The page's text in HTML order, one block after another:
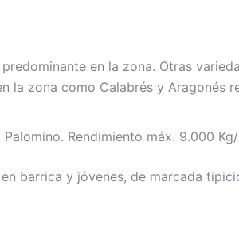
en la zona. Otras
la zona como Calabrés y Aragonés
Rendimiento máx. 9.000
barrica y jóvenes, de marcada